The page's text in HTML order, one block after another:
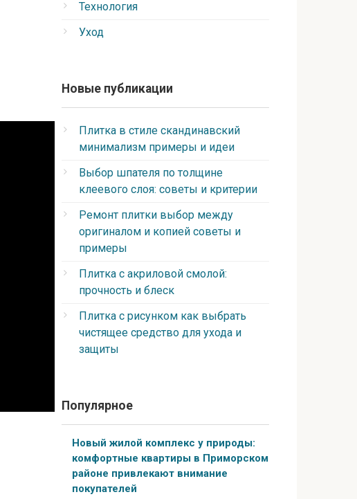
Технология
Уход
Новые публикации
Плитка в стиле скандинавский
минимализм примеры и идеи
Выбор шпателя по толщине
клеевого слоя: советы и критерии
Ремонт плитки выбор между
оригиналом и копией советы и
примеры
Плитка с акриловой смолой:
прочность и блеск
Плитка с рисунком как выбрать
чистящее средство для ухода и
защиты
Популярное
Новый жилой комплекс у природы:
комфортные квартиры в Приморском
районе привлекают внимание
покупателей